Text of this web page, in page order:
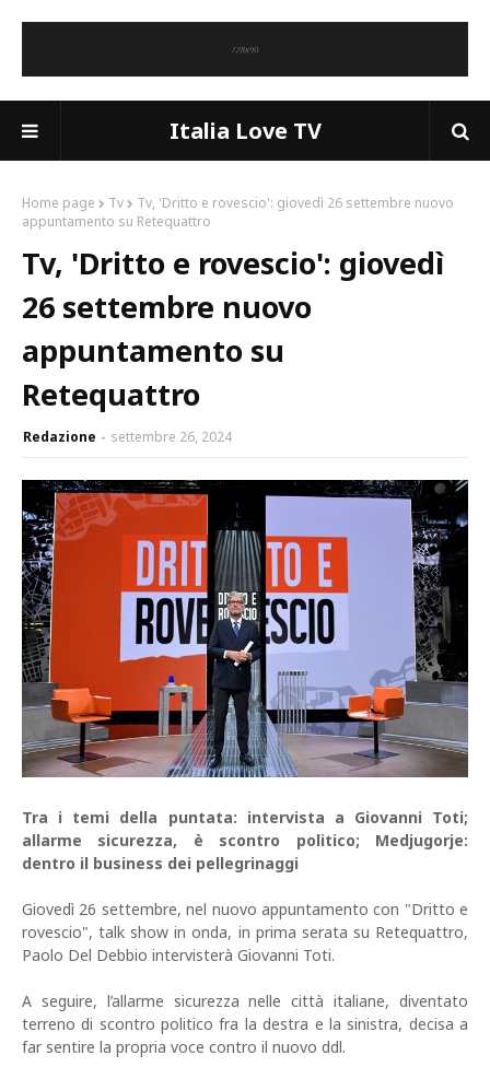
Italia Love TV
Home page Tv
Tv, 'Dritto e rovescio': giovedì 26 settembre nuovo
appuntamento su Retequattro
Tv, 'Dritto e rovescio': giovedì
26 settembre nuovo
appuntamento su
Retequattro
Redazione settembre 26, 2024
Tra i temi della puntata: intervista a Giovanni Toti;
allarme sicurezza, è scontro politico; Medjugorje:
dentro il business dei pellegrinaggi
Giovedì 26 settembre, nel nuovo appuntamento con "Dritto e
rovescio", talk show in onda, in prima serata su Retequattro,
Paolo Del Debbio intervisterà Giovanni Toti.
A seguire, l’allarme sicurezza nelle città italiane, diventato
terreno di scontro politico fra la destra e la sinistra, decisa a
far sentire la propria voce contro il nuovo ddl.